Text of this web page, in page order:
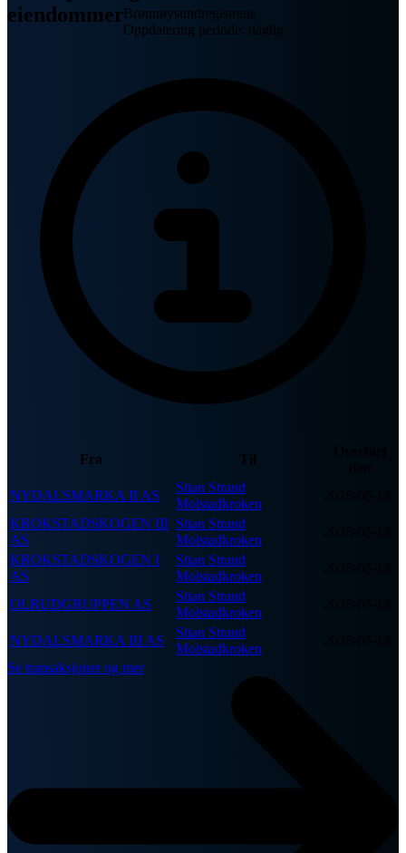
eiendommerBrønnøysundregistrene
Oppdatering periode: daglig
Fra Til
NYDALSMARKA II AS
Stian Strand
Molstadkroken
KROKSTADSKOGEN III
AS
Stian Strand
Molstadkroken
KROKSTADSKOGEN I
AS
Stian Strand
Molstadkroken
OLRUDGRUPPEN AS
Stian Strand
Molstadkroken
NYDALSMARKA III AS
Stian Strand
Molstadkroken
Se transaksjoner og mer